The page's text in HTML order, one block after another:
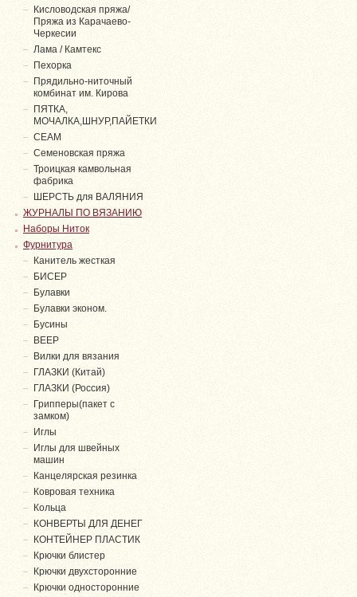
Кисловодская пряжа/
Пряжа из Карачаево-
Черкесии
Лама / Камтекс
Пехорка
Прядильно-ниточный
комбинат им. Кирова
ПЯТКА,
МОЧАЛКА,ШНУР,ПАЙЕТКИ
СЕАМ
Семеновская пряжа
Троицкая камвольная
фабрика
ШЕРСТЬ для ВАЛЯНИЯ
ЖУРНАЛЫ ПО ВЯЗАНИЮ
Наборы Ниток
Фурнитура
Канитель жесткая
БИСЕР
Булавки
Булавки эконом.
Бусины
ВЕЕР
Вилки для вязания
ГЛАЗКИ (Китай)
ГЛАЗКИ (Россия)
Грипперы(пакет с
замком)
Иглы
Иглы для швейных
машин
Канцелярская резинка
Ковровая техника
Кольца
КОНВЕРТЫ ДЛЯ ДЕНЕГ
КОНТЕЙНЕР ПЛАСТИК
Крючки блистер
Крючки двухсторонние
Крючки односторонние